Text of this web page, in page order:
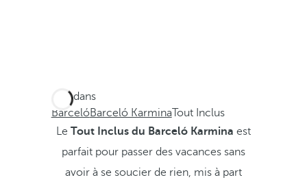
Ces dans
BarcelóBarceló KarminaTout Inclus
Le Tout Inclus du Barceló Karmina est
parfait pour passer des vacances sans
avoir à se soucier de rien, mis à part